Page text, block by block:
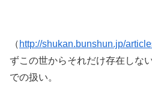
（ http://shukan.bunshun.jp/
ずこの世からそれだけ存在しな
での扱い。